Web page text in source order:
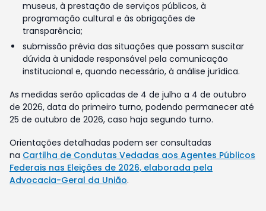
museus, à prestação de serviços públicos, à
programação cultural e às obrigações de
transparência;
submissão prévia das situações que possam suscitar
dúvida à unidade responsável pela comunicação
institucional e, quando necessário, à análise jurídica.
As medidas serão aplicadas de 4 de julho a 4 de outubro
de 2026, data do primeiro turno, podendo permanecer até
25 de outubro de 2026, caso haja segundo turno.
Orientações detalhadas podem ser consultadas
na Cartilha de Condutas Vedadas aos Agentes Públicos
Federais nas Eleições de 2026, elaborada pela
Advocacia-Geral da União.